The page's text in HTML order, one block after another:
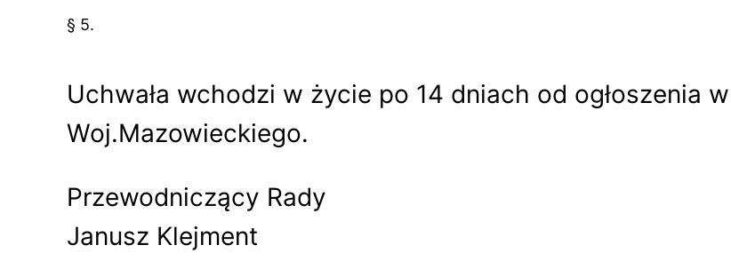
§ 5.
Uchwała wchodzi w życie po 14 dniach od ogłoszenia
Woj.Mazowieckiego.
Przewodniczący Rady
Janusz Klejment